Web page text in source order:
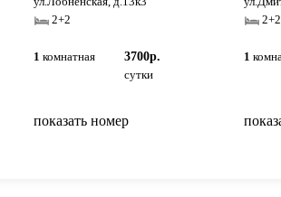
2+2
1 комнатная
3700р.
сутки
показать номер
2+2
1